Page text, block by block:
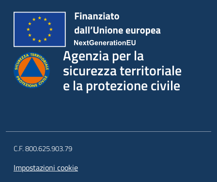
Agenzia per la
sicurezza territoriale
e la protezione civile
C.F. 800.625.903.79
Impostazioni cookie